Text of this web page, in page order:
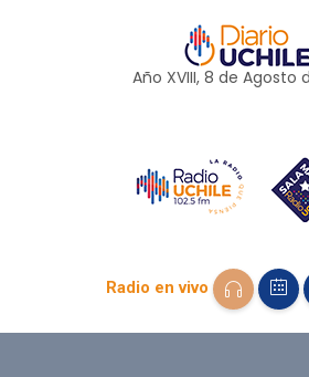
Año XVIII, 8 de Agosto
Radio en vivo